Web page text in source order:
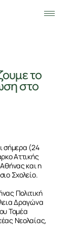
το
στο
σήμερα (24
Αττικής
και η
Σχολείο.
Πολιτική
Δραγώνα
Τομέα
Νεολαίας,